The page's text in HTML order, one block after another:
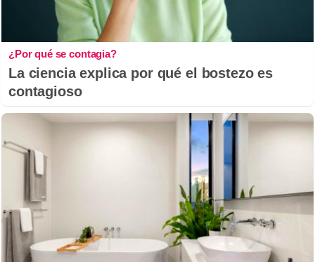
¿Por qué se contagia?
La ciencia explica por qué el bostezo es
contagioso